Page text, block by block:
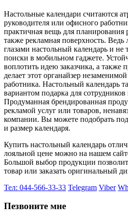
Настольные календари считаются
руководителя или офисного
практичная вещь для планирования
также рекламная поверхность. Ведь
глазами настольный календарь и не
поиски в мобильном гаджете.
воплотить идею заказчика, а также
делает этот органайзер
работника. Настольный календарь
вариантом подарка для
Продуманная брендированная
рекламой услуг или товаров,
компании. Вы можете подобрать
и размер календаря.
Купить настольный календарь
лояльной цене можно на нашем
Большой выбор продукции
товар или заказать оригинальный
Тел: 044-566-33-33 Telegram Viber
Пезвоните мне